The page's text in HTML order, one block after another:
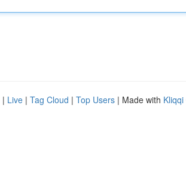
| Live | Tag Cloud | Top Users | Made with